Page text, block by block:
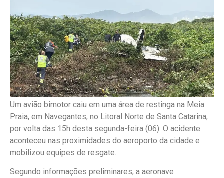
Um avião bimotor caiu em uma área de restinga na Meia
Praia, em Navegantes, no Litoral Norte de Santa Catarina,
por volta das 15h desta segunda-feira (06). O acidente
aconteceu nas proximidades do aeroporto da cidade e
mobilizou equipes de resgate.
Segundo informações preliminares, a aeronave